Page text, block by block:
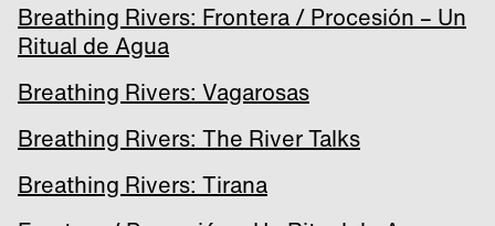
Breathing Rivers: Frontera / Procesión – Un
Ritual de Agua
Breathing Rivers: Vagarosas
Breathing Rivers: The River Talks
Breathing Rivers: Tirana